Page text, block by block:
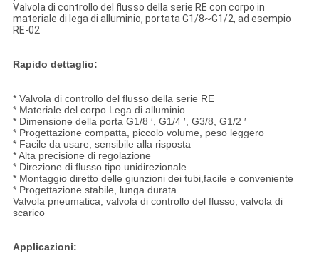
Valvola di controllo del flusso della serie RE con corpo in
materiale di lega di alluminio, portata G1/8~G1/2, ad esempio
RE-02
Rapido dettaglio:
* Valvola di controllo del flusso della serie RE
* Materiale del corpo Lega di alluminio
* Dimensione della porta G1/8 ′, G1/4 ′, G3/8, G1/2 ′
* Progettazione compatta, piccolo volume, peso leggero
* Facile da usare, sensibile alla risposta
* Alta precisione di regolazione
* Direzione di flusso tipo unidirezionale
* Montaggio diretto delle giunzioni dei tubi,facile e conveniente
* Progettazione stabile, lunga durata
Valvola pneumatica, valvola di controllo del flusso, valvola di
scarico
Applicazioni: